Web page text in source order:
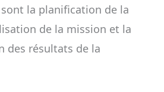
la planification de la
de la mission et la
des résultats de la